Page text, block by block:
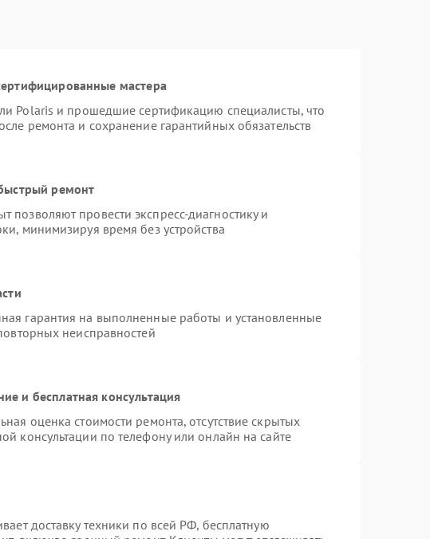
мастера
Polaris и прошедшие сертификацию специалисты, что
ремонта и сохранение гарантийных обязательств
ремонт
провести экспресс-диагностику и
минимизируя время без устройства
гарантия на выполненные работы и установленные
неисправностей
и бесплатная консультация
оценка стоимости ремонта, отсутствие скрытых
консультации по телефону или онлайн на сайте
доставку техники по всей РФ, бесплатную